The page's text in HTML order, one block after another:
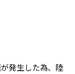
発生した為、陸